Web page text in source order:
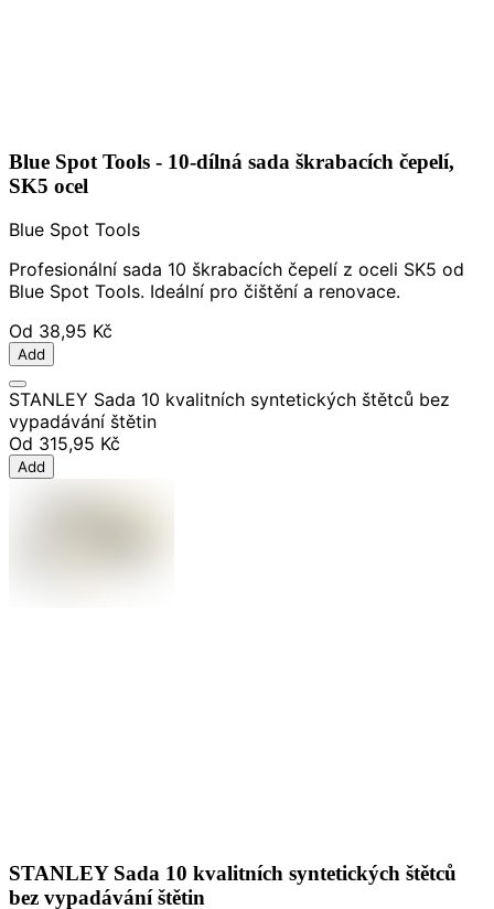
Blue Spot Tools - 10-dílná sada škrabacích čepelí,
SK5 ocel
Blue Spot Tools
Profesionální sada 10 škrabacích čepelí z oceli SK5 od
Blue Spot Tools. Ideální pro čištění a renovace.
Od 38,95 Kč
Add
STANLEY Sada 10 kvalitních syntetických štětců bez
vypadávání štětin
Od 315,95 Kč
Add
STANLEY Sada 10 kvalitních syntetických štětců
bez vypadávání štětin